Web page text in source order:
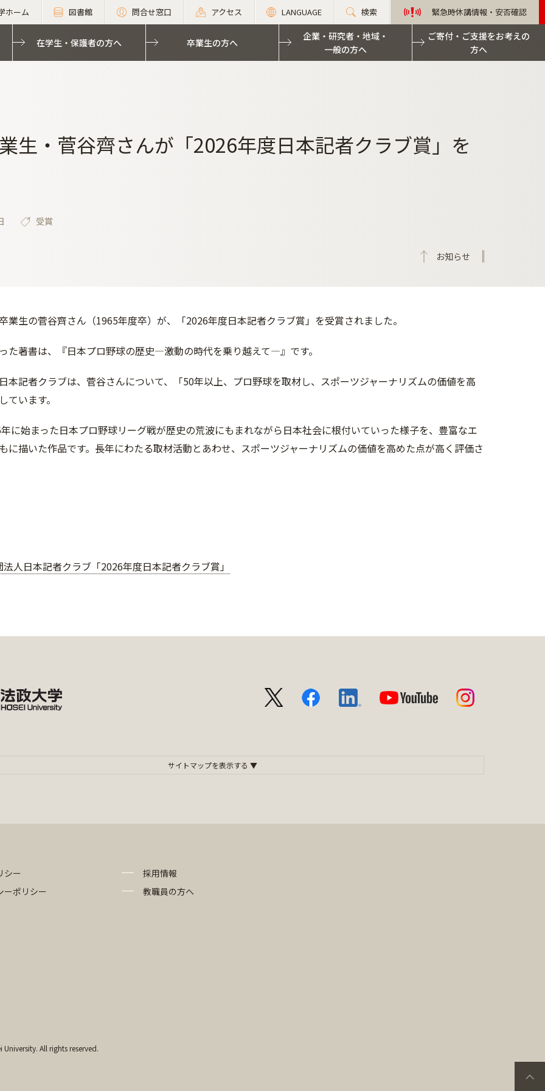
ホーム 図書館 問合せ窓口 アクセス LANGUAGE 検索 緊急時休講情報・安否確認
在学生・保護者の方へ 卒業生の方へ
企業・研究者・地域・
一般の方へ
ご寄付・ご支援をお考えの
方へ
生・菅谷齊さんが「2026年度日本記者クラブ賞」を
受賞
お知らせ
業生の菅谷齊さん（1965年度卒）が、「2026年度日本記者クラブ賞」を受賞されました。
た著書は、『日本プロ野球の歴史―激動の時代を乗り越えて―』です。
本記者クラブは、菅谷さんについて、「50年以上、プロ野球を取材し、スポーツジャーナリズムの価値を高
ています。
に始まった日本プロ野球リーグ戦が歴史の荒波にもまれながら日本社会に根付いていった様子を、豊富なエ
に描いた作品です。長年にわたる取材活動とあわせ、スポーツジャーナリズムの価値を高めた点が高く評価さ
人日本記者クラブ「2026年度日本記者クラブ賞」
シー
ーポリシー
採用情報
教職員の方へ
All rights reserved.